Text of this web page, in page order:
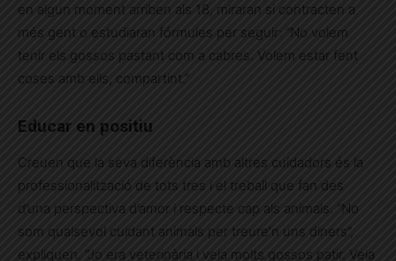
en algun moment arriben als 18, miraran si contracten a
més gent o estudiaran fórmules per seguir: “No volem
tenir els gossos pastant com a cabres. Volem estar fent
coses amb ells, compartint.”
Educar en positiu
Creuen que la seva diferència amb altres cuidadors és la
professionalització de tots tres i el treball que fan des
d’una perspectiva d’amor i respecte cap als animals. “No
som qualsevol cuidant animals per treure’n uns diners”,
expliquen. “Jo era veterinària i veia molts gossos patir. Veia